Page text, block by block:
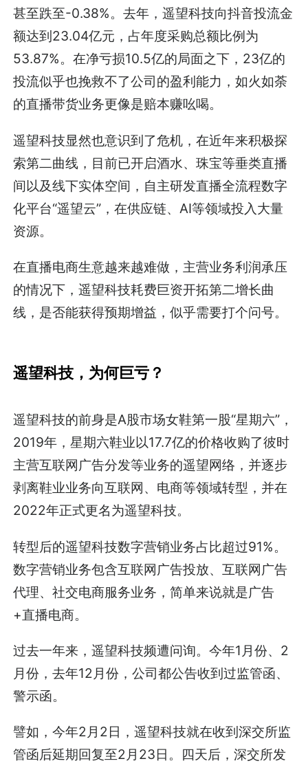
甚至跌至-0.38%。去年，遥望科技向抖音投流金
额达到23.04亿元，占年度采购总额比例为
53.87%。在净亏损10.5亿的局面之下，23亿的
投流似乎也挽救不了公司的盈利能力，如火如荼
的直播带货业务更像是赔本赚吆喝。
遥望科技显然也意识到了危机，在近年来积极探
索第二曲线，目前已开启酒水、珠宝等垂类直播
间以及线下实体空间，自主研发直播全流程数字
化平台“遥望云”，在供应链、AI等领域投入大量
资源。
在直播电商生意越来越难做，主营业务利润承压
的情况下，遥望科技耗费巨资开拓第二增长曲
线，是否能获得预期增益，似乎需要打个问号。
遥望科技，为何巨亏？
遥望科技的前身是A股市场女鞋第一股“星期六”，
2019年，星期六鞋业以17.7亿的价格收购了彼时
主营互联网广告分发等业务的遥望网络，并逐步
剥离鞋业业务向互联网、电商等领域转型，并在
2022年正式更名为遥望科技。
转型后的遥望科技数字营销业务占比超过91%。
数字营销业务包含互联网广告投放、互联网广告
代理、社交电商服务业务，简单来说就是广告
+直播电商。
过去一年来，遥望科技频遭问询。今年1月份、2
月份，去年12月份，公司都公告收到过监管函、
警示函。
譬如，今年2月2日，遥望科技就在收到深交所监
管函后延期回复至2月23日。四天后，深交所发